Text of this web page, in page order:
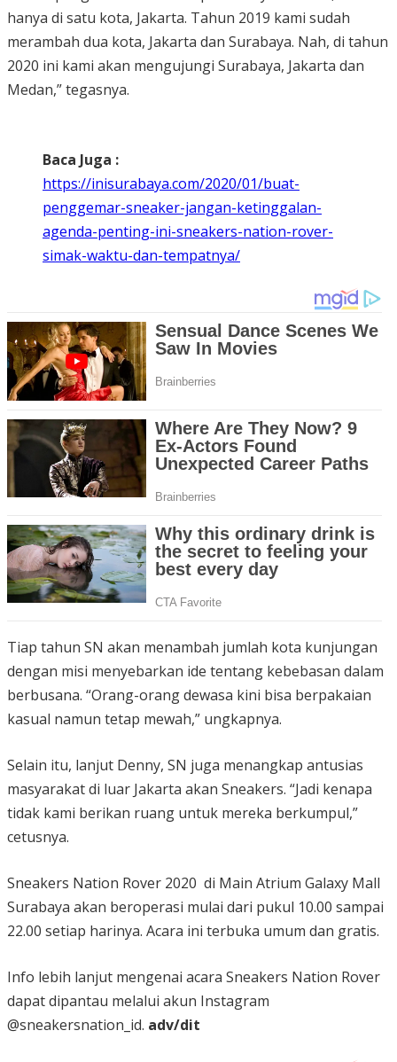
hanya di satu kota, Jakarta. Tahun 2019 kami sudah
merambah dua kota, Jakarta dan Surabaya. Nah, di tahun
2020 ini kami akan mengujungi Surabaya, Jakarta dan
Medan,” tegasnya.
Baca Juga :
https://inisurabaya.com/2020/01/buat-
penggemar-sneaker-jangan-ketinggalan-
agenda-penting-ini-sneakers-nation-rover-
simak-waktu-dan-tempatnya/
Tiap tahun SN akan menambah jumlah kota kunjungan
dengan misi menyebarkan ide tentang kebebasan dalam
berbusana. “Orang-orang dewasa kini bisa berpakaian
kasual namun tetap mewah,” ungkapnya.
Selain itu, lanjut Denny, SN juga menangkap antusias
masyarakat di luar Jakarta akan Sneakers. “Jadi kenapa
tidak kami berikan ruang untuk mereka berkumpul,”
cetusnya.
Sneakers Nation Rover 2020 di Main Atrium Galaxy Mall
Surabaya akan beroperasi mulai dari pukul 10.00 sampai
22.00 setiap harinya. Acara ini terbuka umum dan gratis.
Info lebih lanjut mengenai acara Sneakers Nation Rover
dapat dipantau melalui akun Instagram
@sneakersnation_id. adv/dit